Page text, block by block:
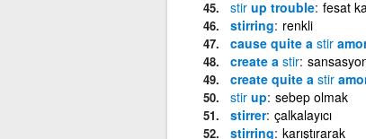
stirup trouble fesat
stirring renkli
cause quite a stir
create a stir
create quite a stir
stirup sebep olmak
stirrer çalkalayıcı
stirring karıştırarak